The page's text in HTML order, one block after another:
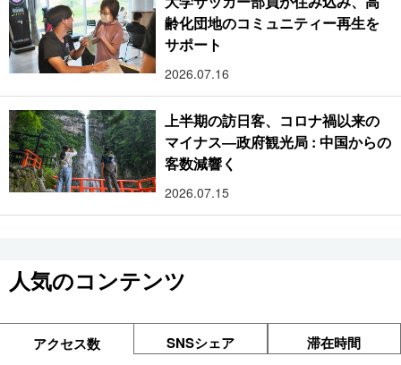
齢化団地のコミュニティー再生を
サポート
2026.07.16
上半期の訪日客、コロナ禍以来の
マイナス―政府観光局 : 中国からの
客数減響く
2026.07.15
人気のコンテンツ
アクセス数 SNSシェア 滞在時間